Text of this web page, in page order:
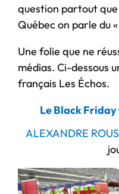
question partout que
Québec on parle du
Une folie que ne
médias. Ci-dessous
français Les Échos.
Le Black
ALEXANDRE